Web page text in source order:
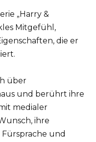
„Harry &
Mitgefühl,
die er
über
und berührt ihre
medialer
ihre
und